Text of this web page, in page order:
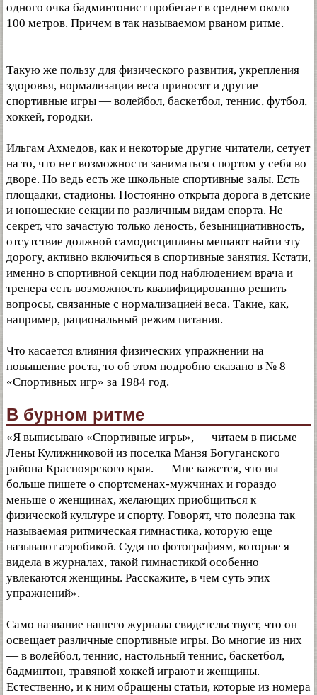
одного очка бадминтонист пробегает в среднем около
100 метров. Причем в так называемом рваном ритме.
Такую же пользу для физического развития, укрепления
здоровья, нормализации веса приносят и другие
спортивные игры — волейбол, баскетбол, теннис, футбол,
хоккей, городки.
Ильгам Ахмедов, как и некоторые другие читатели, сетует
на то, что нет возможности заниматься спортом у себя во
дворе. Но ведь есть же школьные спортивные залы. Есть
площадки, стадионы. Постоянно открыта дорога в детские
и юношеские секции по различным видам спорта. Не
секрет, что зачастую только леность, безынициативность,
отсутствие должной самодисциплины мешают найти эту
дорогу, активно включиться в спортивные занятия. Кстати,
именно в спортивной секции под наблюдением врача и
тренера есть возможность квалифицированно решить
вопросы, связанные с нормализацией веса. Такие, как,
например, рациональный режим питания.
Что касается влияния физических упражнении на
повышение роста, то об этом подробно сказано в № 8
«Спортивных игр» за 1984 год.
В бурном ритме
«Я выписываю «Спортивные игры», — читаем в письме
Лены Кулижниковой из поселка Манзя Богуганского
района Красноярского края. — Мне кажется, что вы
больше пишете о спортсменах-мужчинах и гораздо
меньше о женщинах, желающих приобщиться к
физической культуре и спорту. Говорят, что полезна так
называемая ритмическая гимнастика, которую еще
называют аэробикой. Судя по фотографиям, которые я
видела в журналах, такой гимнастикой особенно
увлекаются женщины. Расскажите, в чем суть этих
упражнений».
Само название нашего журнала свидетельствует, что он
освещает различные спортивные игры. Во многие из них
— в волейбол, теннис, настольный теннис, баскетбол,
бадминтон, травяной хоккей играют и женщины.
Естественно, и к ним обращены статьи, которые из номера